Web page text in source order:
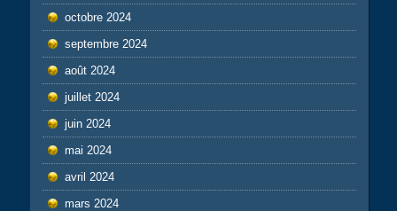
octobre 2024
septembre 2024
août 2024
juillet 2024
juin 2024
mai 2024
avril 2024
mars 2024